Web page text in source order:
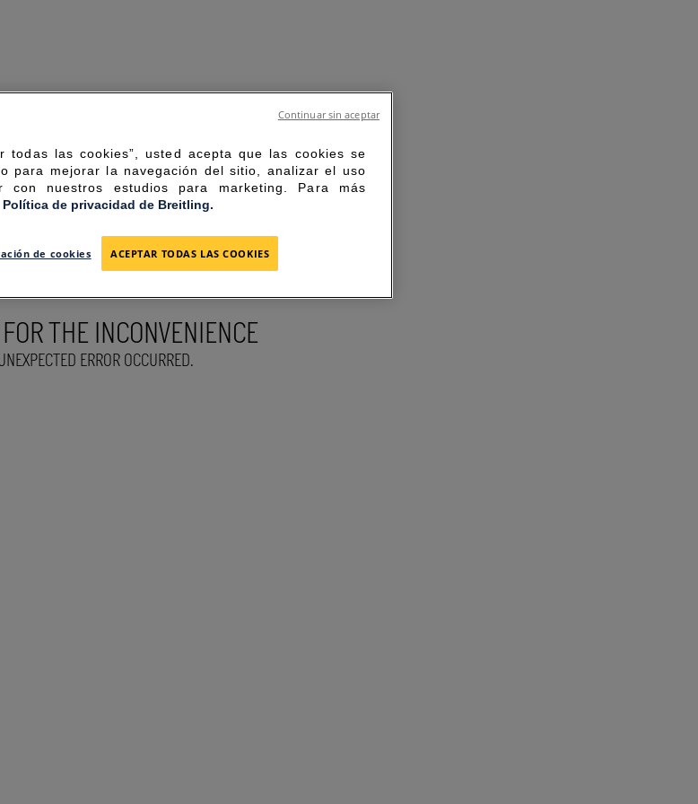
THE INCONVENIENCE
ERROR OCCURRED.
todas las cookies”, usted acepta que las cookies se
para mejorar la navegación del sitio, analizar el uso
con nuestros estudios para marketing. Para más
Política de privacidad de Breitling.
de cookies ACEPTAR TODAS LAS COOKIES
Continuar sin aceptar